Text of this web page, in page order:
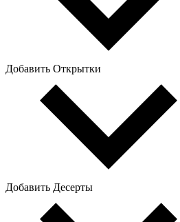
Добавить Открытки
Добавить Десерты